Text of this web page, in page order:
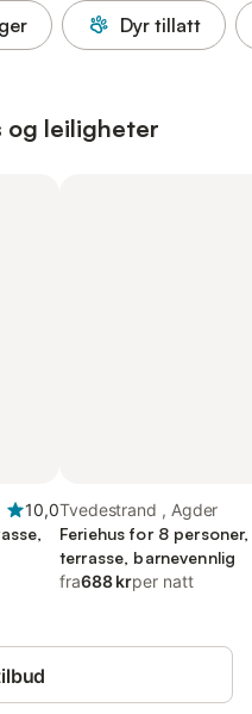
Dyr tillatt
og leiligheter
10,0Tvedestrand , Agder
Feriehus for 8
terrasse, barnevennlig
fra688 krper natt